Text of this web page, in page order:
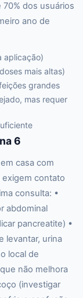
70% dos usuários
ano de
aplicação)
mais altas)
grandes
mas requer
6
casa com
exigem contato
consulta: •
abdominal
pancreatite) •
levantar, urina
local de
não melhora
(investigar